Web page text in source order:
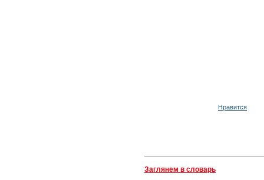
Нравится
Заглянем в словарь